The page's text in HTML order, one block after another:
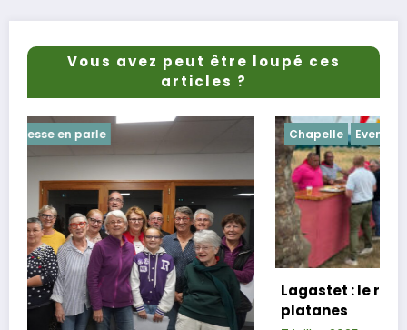
Vous avez peut être loupé ces
articles ?
Chapelle
Lagastet : le repas champêtre réussi
platanes